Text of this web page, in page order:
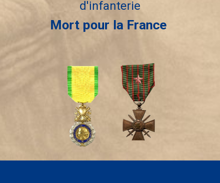
d'infanterie
Mort pour la France